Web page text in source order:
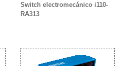
Switch electromecánico i110-
RA313